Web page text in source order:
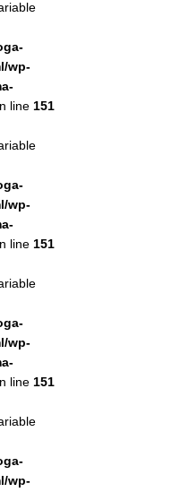
wp-
line 151
wp-
line 151
wp-
line 151
wp-